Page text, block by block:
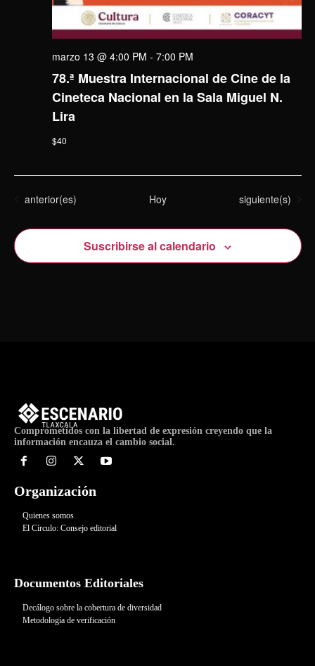
78.ª Muestra Internacional de Cine de la
Cineteca Nacional en la Sala Miguel N.
Lira
marzo 13 @ 4:00 PM - 7:00 PM
$40
Eventos
anterior(es) Hoy Eventos
siguiente(s)
Suscribirse al calendario
Comprometidos con la libertad de expresión creyendo que la
información encauza el cambio social.
Organización
Quienes somos
El Círculo: Consejo editorial
Documentos Editoriales
Decálogo sobre la cobertura de diversidad
Metodología de verificación